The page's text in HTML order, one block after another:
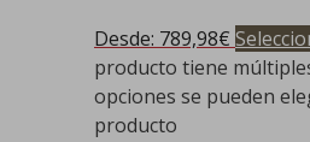
Desde: 789,98€
producto tiene
opciones se pueden
producto